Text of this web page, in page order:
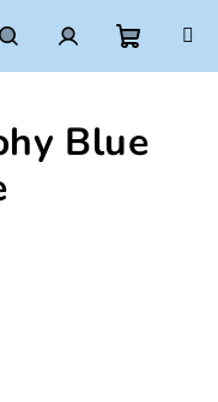
HľadaťPrihlásenie
košík
Blue